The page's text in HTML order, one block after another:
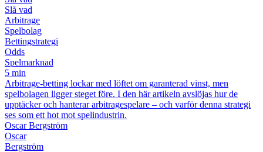
Slå vad
Arbitrage
Spelbolag
Bettingstrategi
Odds
Spelmarknad
5 min
Arbitrage-betting lockar med löftet om garanterad vinst, men
spelbolagen ligger steget före. I den här artikeln avslöjas hur de
upptäcker och hanterar arbitragespelare – och varför denna strategi
ses som ett hot mot spelindustrin.
Oscar Bergström
Oscar
Bergström